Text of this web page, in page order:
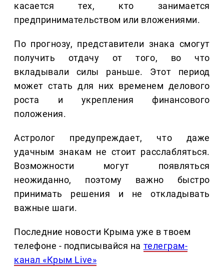
касается тех, кто занимается
предпринимательством или вложениями.
По прогнозу, представители знака смогут
получить отдачу от того, во что
вкладывали силы раньше. Этот период
может стать для них временем делового
роста и укрепления финансового
положения.
Астролог предупреждает, что даже
удачным знакам не стоит расслабляться.
Возможности могут появляться
неожиданно, поэтому важно быстро
принимать решения и не откладывать
важные шаги.
Последние новости Крыма уже в твоем
телефоне - подписывайся на телеграм-
канал «Крым Live»